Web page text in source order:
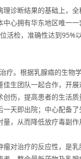
诊断结果的基础上，
心拥有华东地区唯一
活检，准确性达到95%
疗。根据乳腺癌的生
生团队一起合作，开
伤，提高患者的生活
天即出院；中心配备
，从而降低放疗毒副作
对治疗的反应性，是